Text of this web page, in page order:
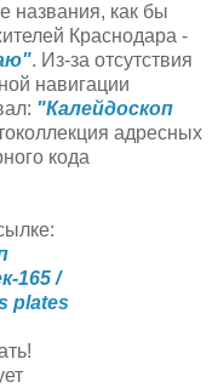
названия, как бы
Краснодара -
. Из-за отсутствия
навигации
"Калейдоскоп
адресных
кода
165 /
plates